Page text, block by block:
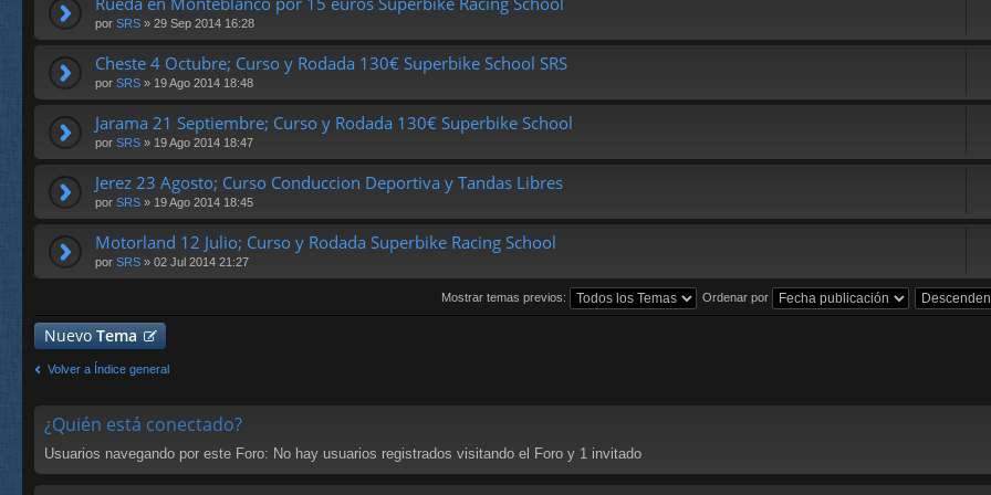
por SRS » 29 Sep 2014 16:28
Cheste 4 Octubre; Curso y Rodada 130€ Superbike School SRS
por SRS » 19 Ago 2014 18:48
Jarama 21 Septiembre; Curso y Rodada 130€ Superbike School
por SRS » 19 Ago 2014 18:47
Jerez 23 Agosto; Curso Conduccion Deportiva y Tandas Libres
por SRS » 19 Ago 2014 18:45
Motorland 12 Julio; Curso y Rodada Superbike Racing School
por SRS » 02 Jul 2014 21:27
Mostrar temas previos: Ordenar por
Nuevo Tema
Volver a Índice general
¿Quién está conectado?
Usuarios navegando por este Foro: No hay usuarios registrados visitando el Foro y 1 invitado